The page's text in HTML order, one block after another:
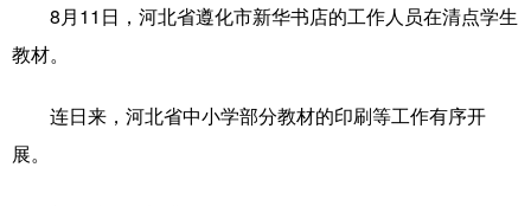
8月11日，河北省遵化市新华书店的工作人员在清点学生
教材。
连日来，河北省中小学部分教材的印刷等工作有序开
展。